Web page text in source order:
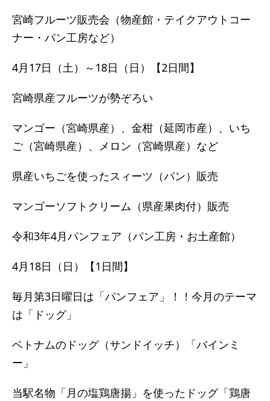
宮崎フルーツ販売会（物産館・テイクアウトコー
ナー・パン工房など）
4月17日（土）～18日（日）【2日間】
宮崎県産フルーツが勢ぞろい
マンゴー（宮崎県産）、金柑（延岡市産）、いち
ご（宮崎県産）、メロン（宮崎県産）など
県産いちごを使ったスィーツ（パン）販売
マンゴーソフトクリーム（県産果肉付）販売
令和3年4月パンフェア（パン工房・お土産館）
4月18日（日）【1日間】
毎月第3日曜日は「パンフェア」！！今月のテーマ
は「ドッグ」
ベトナムのドッグ（サンドイッチ）「バインミ
ー」
当駅名物「月の塩鶏唐揚」を使ったドッグ「鶏唐